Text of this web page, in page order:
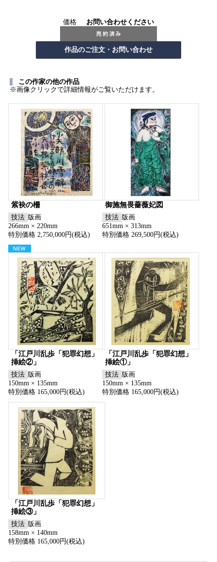
価格 お問い合わせください
この作家の他の作品
※画像クリックで詳細情報がご覧いただけます。
紫袂の柵
技法 版画
266mm × 220mm
特別価格 2,750,000円(税込)
御施無畏薔薇妃図
技法 版画
651mm × 313mm
特別価格 269,500円(税込)
「江戸川乱歩「犯罪幻想」
挿絵②」
技法 版画
150mm × 135mm
特別価格 165,000円(税込)
「江戸川乱歩「犯罪幻想」
挿絵①」
技法 版画
150mm × 135mm
特別価格 165,000円(税込)
「江戸川乱歩「犯罪幻想」
挿絵③」
技法 版画
158mm × 140mm
特別価格 165,000円(税込)